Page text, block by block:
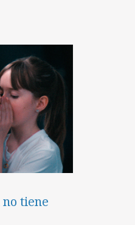
tiene